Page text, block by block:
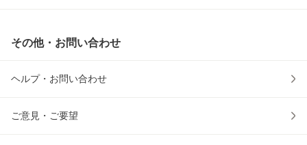
その他・お問い合わせ
ヘルプ・お問い合わせ
ご意見・ご要望